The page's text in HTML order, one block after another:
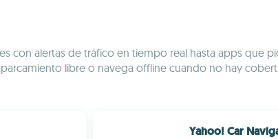
con alertas de tráfico en tiempo real hasta apps
libre o navega offline cuando no hay
Yahoo! Car